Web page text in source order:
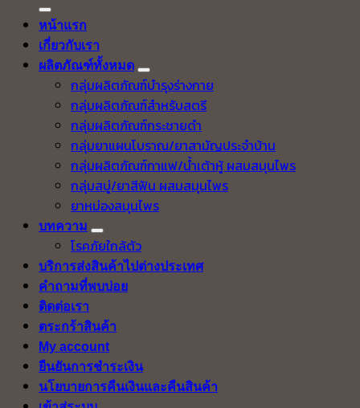
หน้าแรก
เกี่ยวกับเรา
ผลิตภัณฑ์ทั้งหมด
กลุ่มผลิตภัณฑ์บำรุงร่างกาย
กลุ่มผลิตภัณฑ์สำหรับสตรี
กลุ่มผลิตภัณฑ์กระชายดำ
กลุ่มยาแผนโบราณ/ยาสามัญประจำบ้าน
กลุ่มผลิตภัณฑ์กาแฟ/น้ำเต้าหู้ ผสมสมุนไพร
กลุ่มสบู่/ยาสีฟัน ผสมสมุนไพร
ยาหม่องสมุนไพร
บทความ
โรคภัยใกล้ตัว
บริการส่งสินค้าไปต่างประเทศ
คำถามที่พบบ่อย
ติดต่อเรา
ตระกร้าสินค้า
My account
ยืนยันการชำระเงิน
นโยบายการคืนเงินและคืนสินค้า